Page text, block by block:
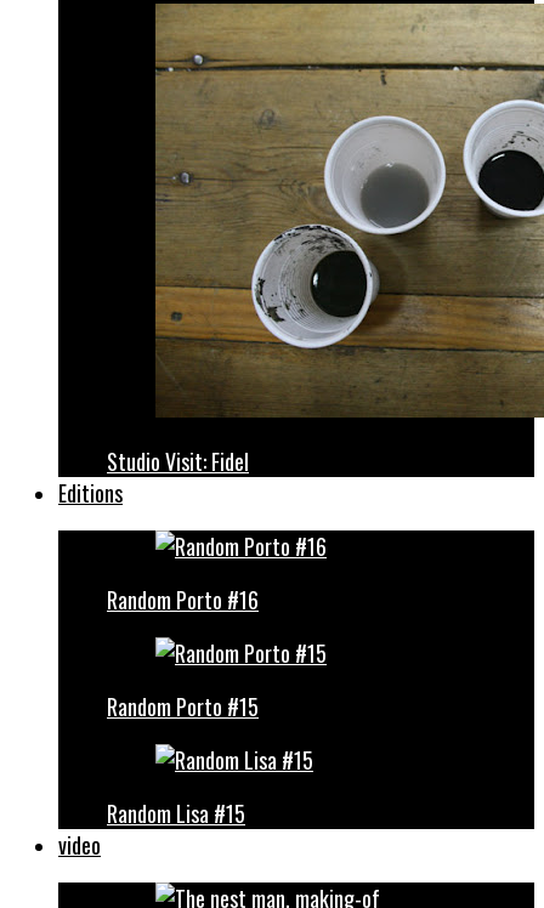
Studio Visit: Fidel
Editions
Random Porto #16
Random Porto #15
Random Lisa #15
video